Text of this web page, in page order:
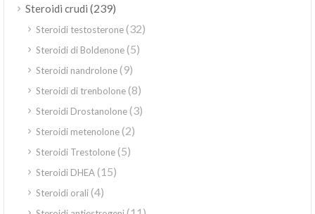
Steroidi crudi (239)
Steroidi testosterone(32)
Steroidi di Boldenone(5)
Steroidi nandrolone(9)
Steroidi di trenbolone(8)
Steroidi Drostanolone(3)
Steroidi metenolone(2)
Steroidi Trestolone(5)
Steroidi DHEA(15)
Steroidi orali(4)